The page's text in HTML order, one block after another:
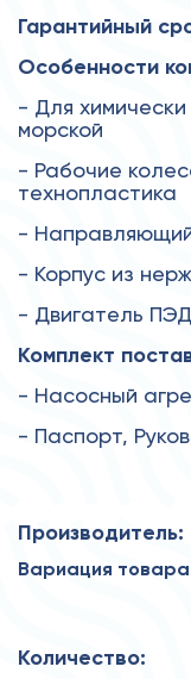
Гарантийный
Особенности
- Для
морской
- Рабочие
технопластика
-
- Корпус из
- Двигатель
Комплект
- Насосный
- Паспорт,
Производитель:
Вариация
Количество: